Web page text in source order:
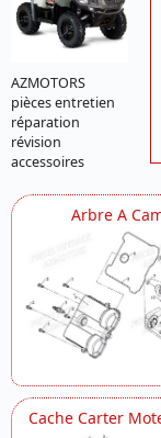
AZMOTORS
pièces entretien
réparation
révision
accessoires
Arbre A
Cache Carter